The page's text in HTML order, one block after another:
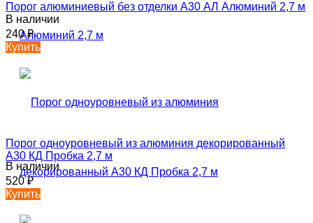
Порог алюминиевый без отделки А30 АЛ Алюминий 2,7 м
В наличии
240₽
Купить
Порог одноуровневый из алюминия декорированный
А30 КД Пробка 2,7 м
В наличии
520₽
Купить